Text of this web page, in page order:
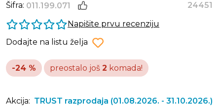
Šifra: 011.199.071
24451
Napišite prvu recenziju
Dodajte na listu želja
-24 % preostalo još 2 komada!
Akcija: TRUST razprodaja (01.08.2026. - 31.10.2026.)